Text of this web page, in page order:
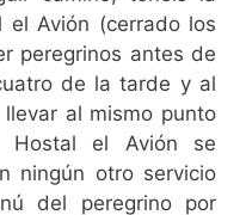
Avión (cerrado los
peregrinos antes de
de la tarde y al
al mismo punto
Hostal el Avión se
ningún otro servicio
del peregrino por